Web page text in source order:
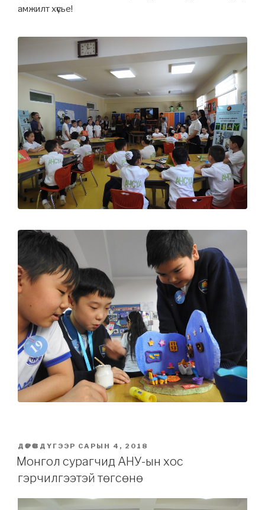
амжилт хүсье!
POSTED
ON
ДӨРӨВДҮГЭЭР САРЫН 4, 2018
Монгол сурагчид АНУ-ын хос
гэрчилгээтэй төгсөнө